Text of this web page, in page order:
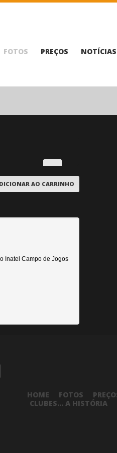
FOTOS PREÇOS NOTÍCIAS
AO CARRINHO
Inatel Campo de Jogos
HOME FOTOS
CLUBES... A HISTÓRIA